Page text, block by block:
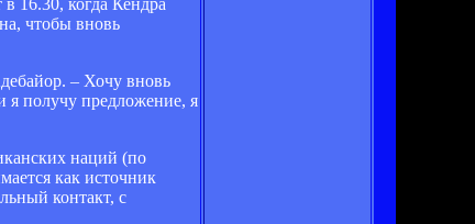
чтобы вновь
– Хочу вновь
я получу предложение, я
наций (по
как источник
контакт, с